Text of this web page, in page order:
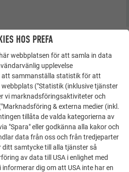
HOS PREFA
webbplatsen för att samla in data
upplevelse
att sammanställa statistik för att
("Statistik (inklusive tjänster
vi marknadsföringsaktiviteter och
& externa medier (inkl.
tillåta de valda kategorierna av
"Spara" eller godkänna alla kakor och
data från oss och från tredjeparter
ditt samtycke till alla tjänster så
av data till USA i enlighet med
informerar dig om att USA inte har en